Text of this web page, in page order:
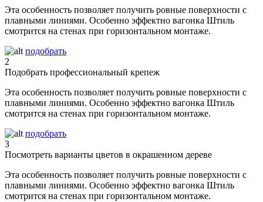
Эта особенность позволяет получить ровные поверхности с
плавными линиями. Особенно эффектно вагонка Штиль
смотрится на стенах при горизонтальном монтаже.
подобрать
2
Подобрать профессиональный крепеж
Эта особенность позволяет получить ровные поверхности с
плавными линиями. Особенно эффектно вагонка Штиль
смотрится на стенах при горизонтальном монтаже.
подобрать
3
Посмотреть варианты цветов в окрашенном дереве
Эта особенность позволяет получить ровные поверхности с
плавными линиями. Особенно эффектно вагонка Штиль
смотрится на стенах при горизонтальном монтаже.